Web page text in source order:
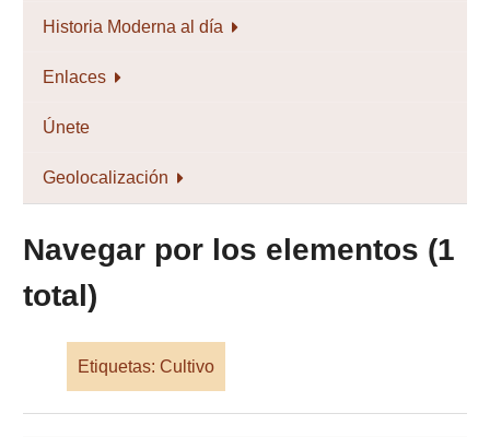
Historia Moderna al día
Enlaces
Únete
Geolocalización
Navegar por los elementos (1
total)
Etiquetas: Cultivo